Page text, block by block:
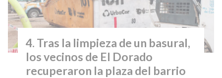
Tras la limpieza de un basural,
los vecinos de El Dorado
recuperaron la plaza del barrio